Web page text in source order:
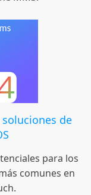
de
para los
comunes en